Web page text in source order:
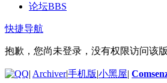
论坛BBS
快捷导航
抱歉，您尚未登录，没有权限访问该
| Archiver|手机版|小黑屋|